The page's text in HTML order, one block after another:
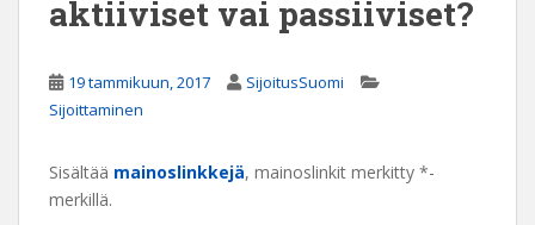
aktiiviset vai passiiviset?
19 tammikuun, 2017
SijoitusSuomi
Sijoittaminen
Sisältää mainoslinkkejä, mainoslinkit merkitty *-
merkillä.